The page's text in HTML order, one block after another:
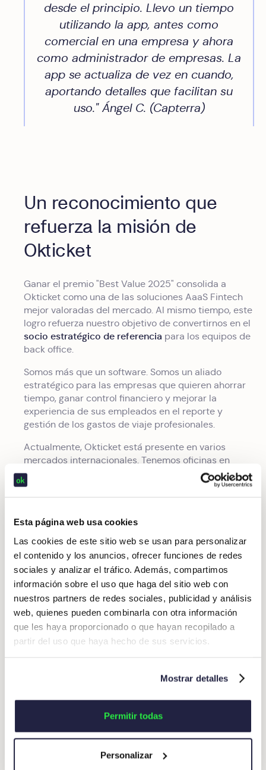
Esta página web usa cookies
Las cookies de este sitio web se usan para personalizar
el contenido y los anuncios, ofrecer funciones de redes
sociales y analizar el tráfico. Además, compartimos
información sobre el uso que haga del sitio web con
nuestros partners de redes sociales, publicidad y análisis
web, quienes pueden combinarla con otra información
que les haya proporcionado o que hayan recopilado a
partir del uso que haya hecho de sus servicios.
Mostrar detalles
Permitir todas
Personalizar
desde el principio. Llevo un tiempo
utilizando la app, antes como
comercial en una empresa y ahora
como administrador de empresas. La
app se actualiza de vez en cuando,
aportando detalles que facilitan su
uso." Ángel C. (Capterra)
Un reconocimiento que
refuerza la misión de
Okticket
Ganar el premio "Best Value 2025" consolida a
Okticket como una de las soluciones AaaS Fintech
mejor valoradas del mercado. Al mismo tiempo, este
logro refuerza nuestro objetivo de convertirnos en el
socio estratégico de referencia para los equipos de
back office.
Somos más que un software. Somos un aliado
estratégico para las empresas que quieren ahorrar
tiempo, ganar control financiero y mejorar la
experiencia de sus empleados en el reporte y
gestión de los gastos de viaje profesionales.
Actualmente, Okticket está presente en varios
mercados internacionales. Tenemos oficinas en
España, Portugal y México, pero
nuestro producto
opera en más de 120 países.
solución del mercado, ahora con el respaldo de este
reconocimiento internacional.
¿Ya usas Okticket?Comparte tu experiencia en
Capterra y ayúdanos a seguir mejorando.
¿Aún no nos conoces?
Escríbenos y descubre por qué somos la mejor
alternativa para la gestión de gastos de empresa.